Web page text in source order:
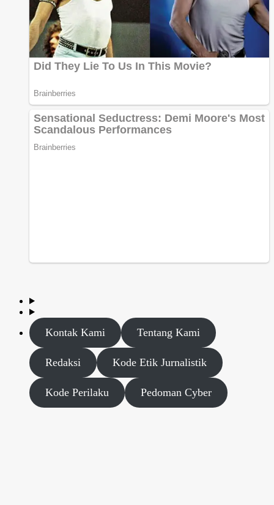
Kontak Kami Tentang Kami
Redaksi Kode Etik Jurnalistik
Kode Perilaku Pedoman Cyber